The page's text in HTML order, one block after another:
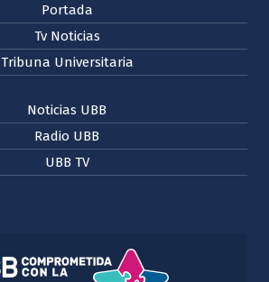
Portada
Tv Noticias
Tribuna Universitaria
Noticias UBB
Radio UBB
UBB TV